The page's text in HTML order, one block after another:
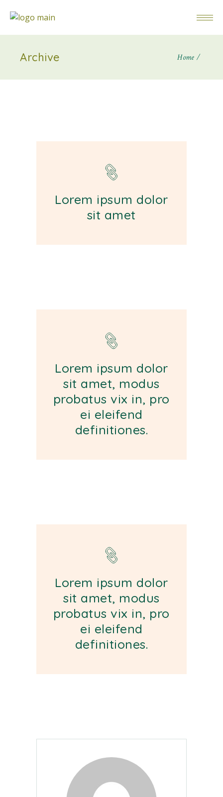
Archive Home
Lorem ipsum dolor
sit amet
Lorem ipsum dolor
sit amet, modus
probatus vix in, pro
ei eleifend
definitiones.
Lorem ipsum dolor
sit amet, modus
probatus vix in, pro
ei eleifend
definitiones.